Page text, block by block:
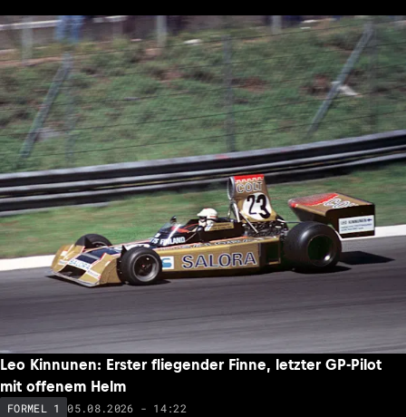
Leo Kinnunen: Erster fliegender Finne, letzter GP-Pilot
mit offenem Helm
FORMEL 1 05.08.2026 - 14:22